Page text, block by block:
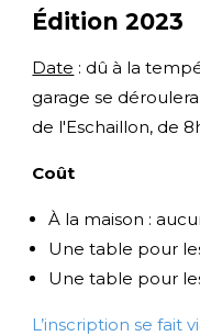
Édition 2023
Date : dû à la
garage se
de l'Eschaillon, de
Coût
À la maison :
Une table pour
Une table pour
L’inscription se fait